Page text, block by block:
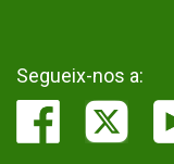
Segueix-nos a: